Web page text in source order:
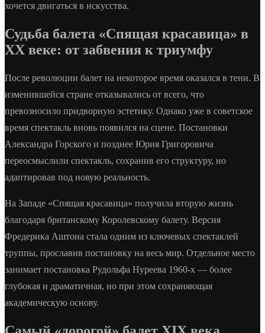
хочется двигаться в искусства.
Судьба балета «Спящая красавица» в
XX веке: от забвения к триумфу
После революции балет на некоторое время оказался в тени. В
изменившейся стране отказывались от всего, что
превозносило придворную эстетику. Однако уже в советское
время спектакль вновь появился на сцене. Постановки
Александра Горского и позднее Юрия Григоровича
переосмыслили спектакль, сохранив его структуру, но
адаптировав под новую реальность.
На Западе «Спящая красавица» получила вторую жизнь
благодаря британскому Королевскому балету. Версия
Фредерика Аштона стала одним из ключевых спектаклей
труппы, прославив постановку на весь мир. Отдельное место
занимает постановка Рудольфа Нуреева 1960-х — более
глубокая и драматичная, но при этом сохраняющая
академическую основу.